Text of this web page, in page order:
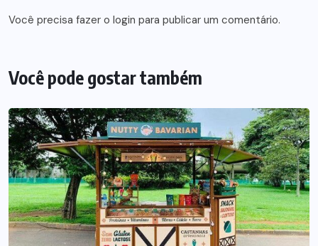
Você precisa fazer o login para publicar um comentário.
Você pode gostar também